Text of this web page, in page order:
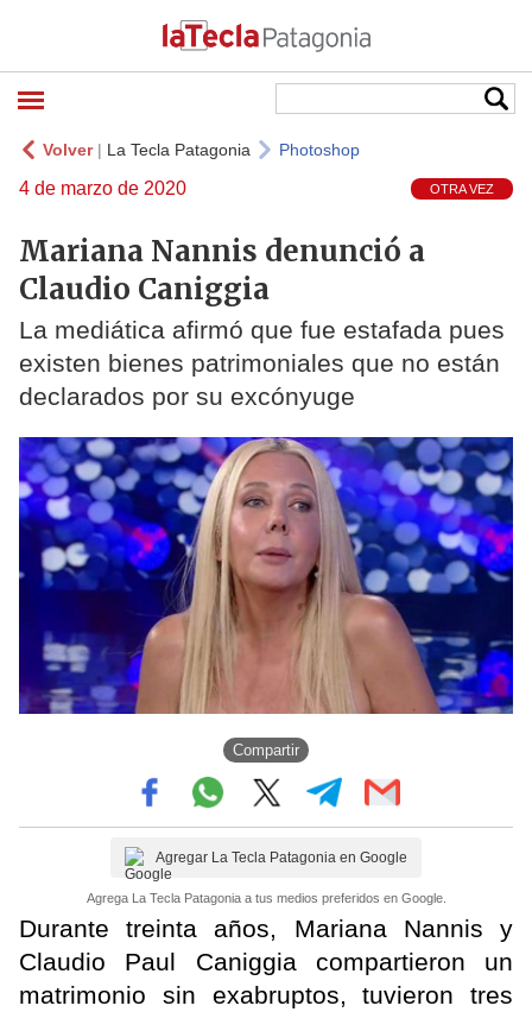
Volver| La Tecla Patagonia Photoshop
4 de marzo de 2020 OTRA VEZ
Mariana Nannis denunció a
Claudio Caniggia
La mediática afirmó que fue estafada pues
existen bienes patrimoniales que no están
declarados por su excónyuge
Compartir
Agregar La Tecla Patagonia en Google
Agrega La Tecla Patagonia a tus medios preferidos en Google.
Durante treinta años, Mariana Nannis y
Claudio Paul Caniggia compartieron un
matrimonio sin exabruptos, tuvieron tres